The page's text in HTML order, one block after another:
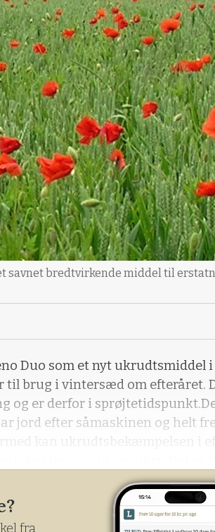
savnet bredtvirkende middel til
Duo som et nyt ukrudtsmiddel i
til brug i vintersæd om efteråret.
og er derfor i
jord efter såmaskinen og helt
kan ukrudtsbekæmpelsen i
Søbye fra Bayer.Mateno Duo kan
blandinger, som anvendes i dag.
i hele sprøjtevinduet, og
fra